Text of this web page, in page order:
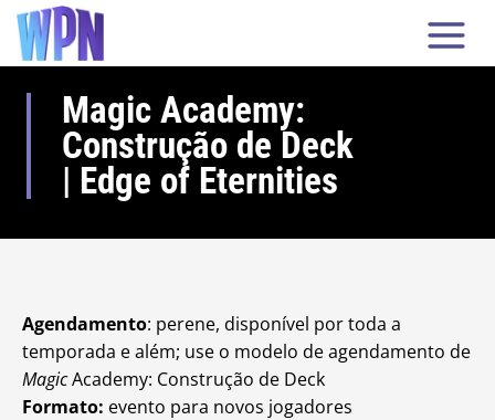
Magic Academy:
Construção de Deck
| Edge of Eternities
Agendamento: perene, disponível por toda a
temporada e além; use o modelo de agendamento de
MagicAcademy: Construção de Deck
Formato: evento para novos jogadores